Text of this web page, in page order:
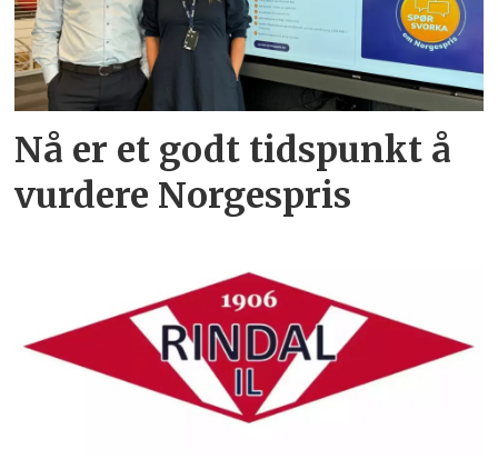
Nå er et godt tidspunkt å
vurdere Norgespris